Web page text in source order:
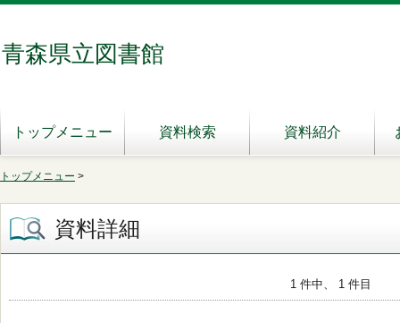
青森県立図書館
トップメニュー 資料検索 資料紹介
トップメニュー >
資料詳細
1 件中、 1 件目